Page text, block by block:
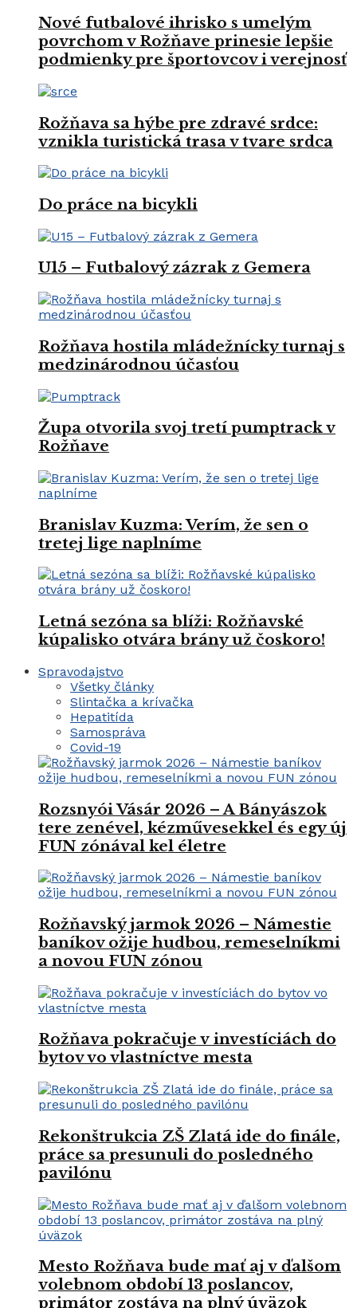
Nové futbalové ihrisko s umelým
povrchom v Rožňave prinesie lepšie
podmienky pre športovcov i verejnosť
Rožňava sa hýbe pre zdravé srdce:
vznikla turistická trasa v tvare srdca
Do práce na bicykli
U15 – Futbalový zázrak z Gemera
Rožňava hostila mládežnícky turnaj s
medzinárodnou účasťou
Župa otvorila svoj tretí pumptrack v
Rožňave
Branislav Kuzma: Verím, že sen o
tretej lige naplníme
Letná sezóna sa blíži: Rožňavské
kúpalisko otvára brány už čoskoro!
Spravodajstvo
Všetky články
Slintačka a krívačka
Hepatitída
Samospráva
Covid-19
Rozsnyói Vásár 2026 – A Bányászok
tere zenével, kézművesekkel és egy új
FUN zónával kel életre
Rožňavský jarmok 2026 – Námestie
baníkov ožije hudbou, remeselníkmi
a novou FUN zónou
Rožňava pokračuje v investíciách do
bytov vo vlastníctve mesta
Rekonštrukcia ZŠ Zlatá ide do finále,
práce sa presunuli do posledného
pavilónu
Mesto Rožňava bude mať aj v ďalšom
volebnom období 13 poslancov,
primátor zostáva na plný úväzok